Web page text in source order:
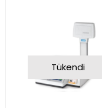
Tükendi